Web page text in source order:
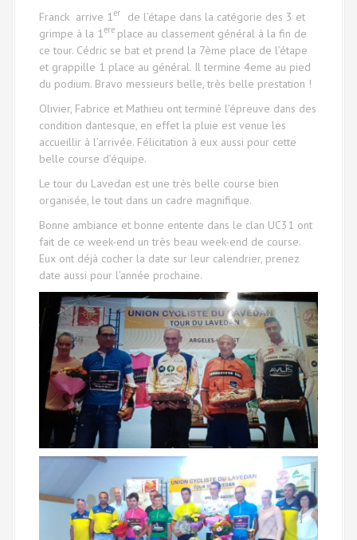
Franck arrive 1 er de l’étape dans la catégorie des 3 et
grimpe à la 1 ere place au classement général à la fin de
ce tour. Cédric se bat et prend la 7ème place de l’étape
et grappille 1 place au général. Il termine 4eme au pied
du podium. Bravo messieurs belle, très belle prestation !
Olivier, Fabrice et Mathieu ont terminé l’épreuve dans des
condition dantesque, en effet la pluie est venue les
accueillir à l’arrivée. Félicitation à eux aussi pour cette
belle course d’équipe.
Le tour du Lavedan est une très belle course bien
organisée, le tout dans un cadre magnifique.
Bonne ambiance et bonne entente dans le clan UC31 ont
fait de ce week-end un très beau week-end de course.
Eux ont déjà cocher la date sur leur calendrier, prenez
date aussi pour l’année prochaine.